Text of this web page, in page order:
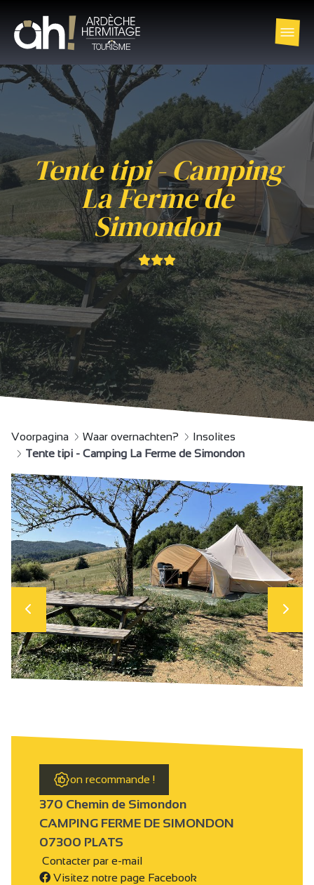
Tente tipi - Camping
La Ferme de
Simondon
Voorpagina Waar overnachten?
Insolites
Tente tipi - Camping La Ferme de Simondon
on recommande !
370 Chemin de Simondon
CAMPING FERME DE SIMONDON
07300 PLATS
Contacter par e-mail
Visitez notre page Facebook